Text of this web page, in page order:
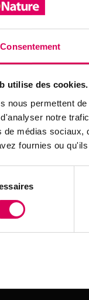
Consentement
utilise des cookies.
nous permettent
notre
de médias
fournies ou
les champs
les conditions
ce formulaire,
Pour connaître
données